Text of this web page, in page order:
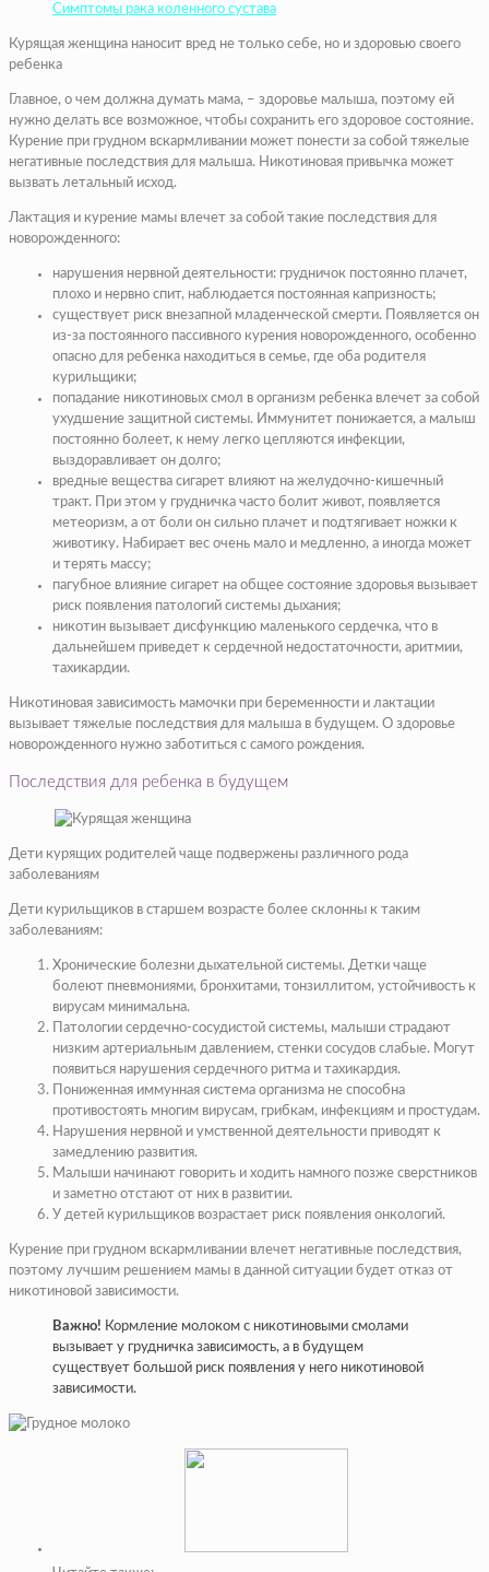
Симптомы рака коленного сустава
Курящая женщина наносит вред не только себе, но и здоровью своего
ребенка
Главное, о чем должна думать мама, – здоровье малыша, поэтому ей
нужно делать все возможное, чтобы сохранить его здоровое состояние.
Курение при грудном вскармливании может понести за собой тяжелые
негативные последствия для малыша. Никотиновая привычка может
вызвать летальный исход.
Лактация и курение мамы влечет за собой такие последствия для
новорожденного:
нарушения нервной деятельности: грудничок постоянно плачет,
плохо и нервно спит, наблюдается постоянная капризность;
существует риск внезапной младенческой смерти. Появляется он
из-за постоянного пассивного курения новорожденного, особенно
опасно для ребенка находиться в семье, где оба родителя
курильщики;
попадание никотиновых смол в организм ребенка влечет за собой
ухудшение защитной системы. Иммунитет понижается, а малыш
постоянно болеет, к нему легко цепляются инфекции,
выздоравливает он долго;
вредные вещества сигарет влияют на желудочно-кишечный
тракт. При этом у грудничка часто болит живот, появляется
метеоризм, а от боли он сильно плачет и подтягивает ножки к
животику. Набирает вес очень мало и медленно, а иногда может
и терять массу;
пагубное влияние сигарет на общее состояние здоровья вызывает
риск появления патологий системы дыхания;
никотин вызывает дисфункцию маленького сердечка, что в
дальнейшем приведет к сердечной недостаточности, аритмии,
тахикардии.
Никотиновая зависимость мамочки при беременности и лактации
вызывает тяжелые последствия для малыша в будущем. О здоровье
новорожденного нужно заботиться с самого рождения.
Последствия для ребенка в будущем
Дети курящих родителей чаще подвержены различного рода
заболеваниям
Дети курильщиков в старшем возрасте более склонны к таким
заболеваниям:
Хронические болезни дыхательной системы. Детки чаще
болеют пневмониями, бронхитами, тонзиллитом, устойчивость к
вирусам минимальна.
Патологии сердечно-сосудистой системы, малыши страдают
низким артериальным давлением, стенки сосудов слабые. Могут
появиться нарушения сердечного ритма и тахикардия.
Пониженная иммунная система организма не способна
противостоять многим вирусам, грибкам, инфекциям и простудам.
Нарушения нервной и умственной деятельности приводят к
замедлению развития.
Малыши начинают говорить и ходить намного позже сверстников
и заметно отстают от них в развитии.
У детей курильщиков возрастает риск появления онкологий.
Курение при грудном вскармливании влечет негативные последствия,
поэтому лучшим решением мамы в данной ситуации будет отказ от
никотиновой зависимости.
Важно! Кормление молоком с никотиновыми смолами
вызывает у грудничка зависимость, а в будущем
существует большой риск появления у него никотиновой
зависимости.